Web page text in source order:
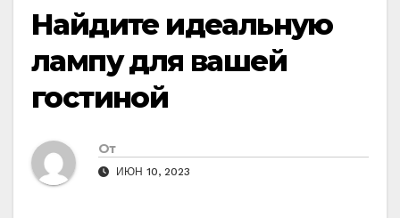
Найдите идеальную
лампу для вашей
гостиной
От
ИЮН 10, 2023